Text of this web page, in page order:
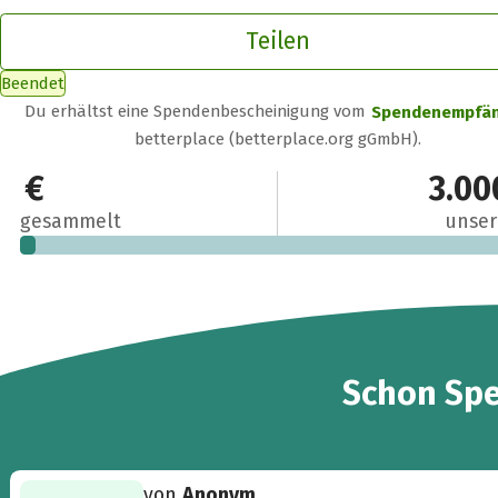
Teilen
Beendet
Du erhältst eine Spendenbescheinigung vom
betterplace (betterplace.org gGmbH).
90 €
gesammelt
Schon2